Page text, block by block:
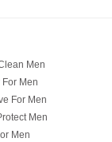
Men
For Men
For Men
Men
Men